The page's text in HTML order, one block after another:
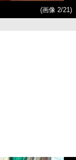
(画像 2/21)